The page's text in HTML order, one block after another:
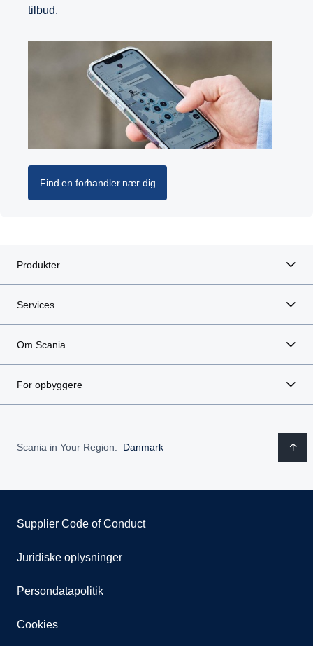
tilbud.
Find en forhandler nær dig
Produkter
Services
Om Scania
For opbyggere
Scania in Your Region: Danmark
Supplier Code of Conduct
Juridiske oplysninger
Persondatapolitik
Cookies